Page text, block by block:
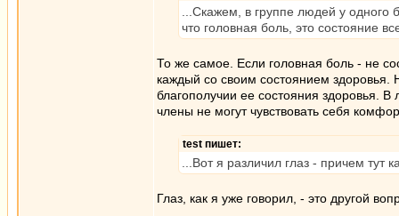
...Скажем, в группе людей у одного
что головная боль, это состояние
То же самое. Если головная боль - не
каждый со своим состоянием
благополучии ее состояния здоровья.
члены не могут чувствовать себя
test пишет:
...Вот я различил глаз - причем тут
Глаз, как я уже говорил, - это другой